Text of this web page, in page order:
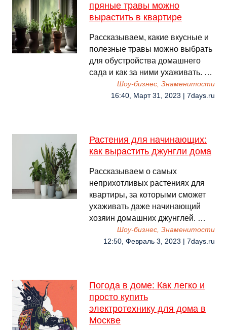
пряные травы можно
вырастить в квартире
Рассказываем, какие вкусные и
полезные травы можно выбрать
для обустройства домашнего
сада и как за ними ухаживать. …
Шоу-бизнес, Знаменитости
16:40, Март 31, 2023 | 7days.ru
Растения для начинающих:
как вырастить джунгли дома
Рассказываем о самых
неприхотливых растениях для
квартиры, за которыми сможет
ухаживать даже начинающий
хозяин домашних джунглей. …
Шоу-бизнес, Знаменитости
12:50, Февраль 3, 2023 | 7days.ru
Погода в доме: Как легко и
просто купить
электротехнику для дома в
Москве